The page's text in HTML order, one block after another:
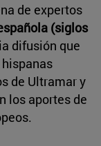
de expertos
(siglos
difusión que
de Ultramar y
los aportes de